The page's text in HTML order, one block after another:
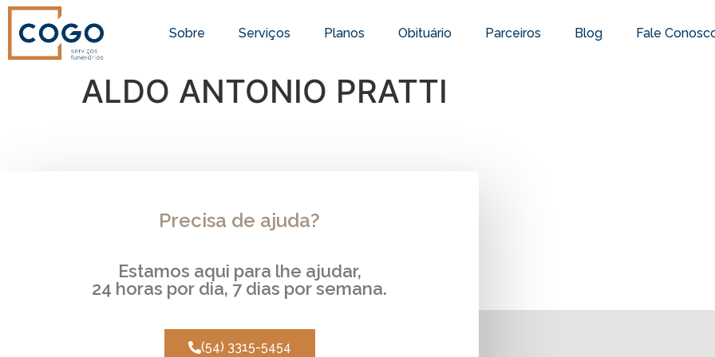
Sobre Serviços Planos Obituário Parceiros Blog Fale
ALDO ANTONIO PRATTI
Precisa de ajuda?
Estamos aqui para lhe ajudar,
24 horas por dia, 7 dias por semana.
(54) 3315-5454